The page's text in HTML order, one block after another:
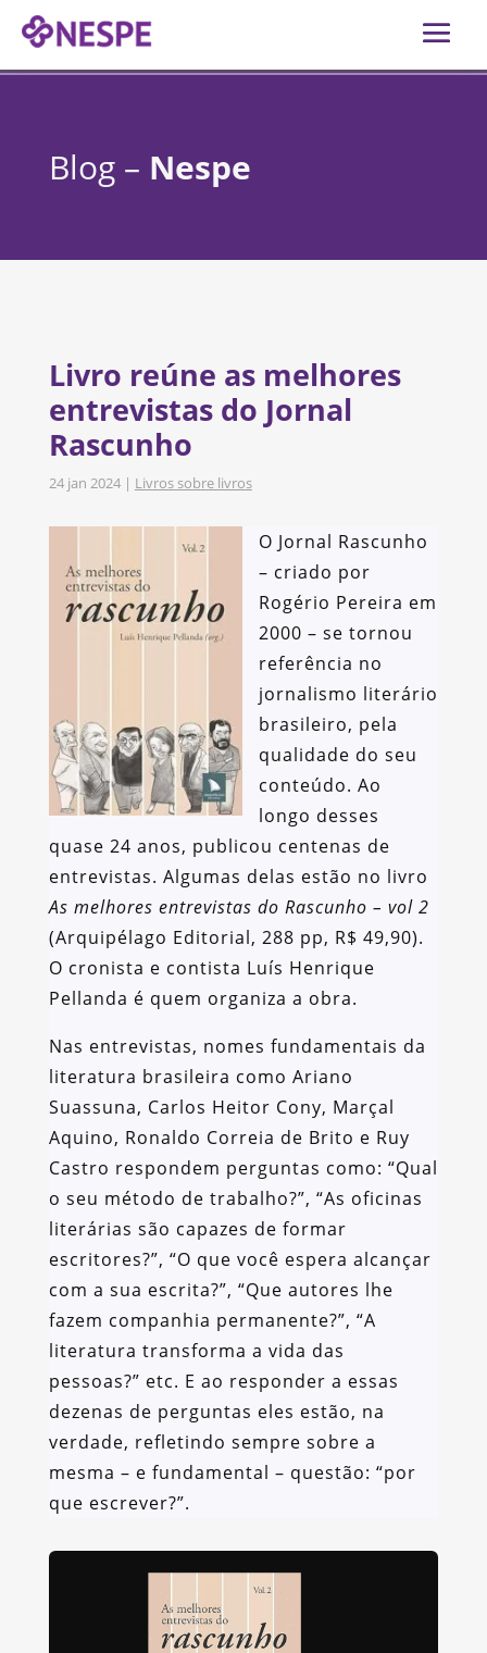
Blog – Nespe
Livro reúne as melhores
entrevistas do Jornal
Rascunho
24 jan 2024| Livros sobre livros
O Jornal Rascunho
– criado por
Rogério Pereira em
2000 – se tornou
referência no
jornalismo literário
brasileiro, pela
qualidade do seu
conteúdo. Ao
longo desses
quase 24 anos, publicou centenas de
entrevistas. Algumas delas estão no livro
As melhores entrevistas do Rascunho – vol 2
(Arquipélago Editorial, 288 pp, R$ 49,90).
O cronista e contista Luís Henrique
Pellanda é quem organiza a obra.
Nas entrevistas, nomes fundamentais da
literatura brasileira como Ariano
Suassuna, Carlos Heitor Cony, Marçal
Aquino, Ronaldo Correia de Brito e Ruy
Castro respondem perguntas como: “Qual
o seu método de trabalho?”, “As oficinas
literárias são capazes de formar
escritores?”, “O que você espera alcançar
com a sua escrita?”, “Que autores lhe
fazem companhia permanente?”, “A
literatura transforma a vida das
pessoas?” etc. E ao responder a essas
dezenas de perguntas eles estão, na
verdade, refletindo sempre sobre a
mesma – e fundamental – questão: “por
que escrever?”.